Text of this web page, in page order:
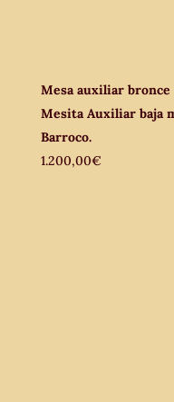
Mesa auxiliar
Mesita Auxiliar baja
Barroco.
1.200,00€